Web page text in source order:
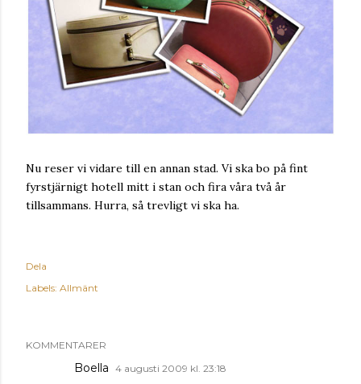
Nu reser vi vidare till en annan stad. Vi ska bo på fint
fyrstjärnigt hotell mitt i stan och fira våra två år
tillsammans. Hurra, så trevligt vi ska ha.
Dela
Labels: Allmänt
KOMMENTARER
Boella 4 augusti 2009 kl. 23:18